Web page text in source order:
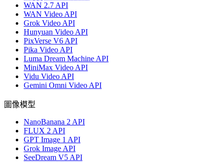
WAN 2.7 API
WAN Video API
Grok Video API
Hunyuan Video API
PixVerse V6 API
Pika Video API
Luma Dream Machine API
MiniMax Video API
Vidu Video API
Gemini Omni Video API
圖像模型
NanoBanana 2 API
FLUX 2 API
GPT Image 1 API
Grok Image API
SeeDream V5 API